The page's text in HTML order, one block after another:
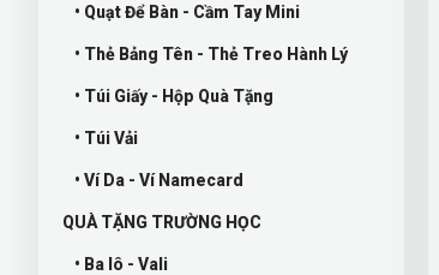
• Quạt Để Bàn - Cầm Tay Mini
• Thẻ Bảng Tên - Thẻ Treo Hành Lý
• Túi Giấy - Hộp Quà Tặng
• Túi Vải
• Ví Da - Ví Namecard
QUÀ TẶNG TRƯỜNG HỌC
• Ba lô - Vali